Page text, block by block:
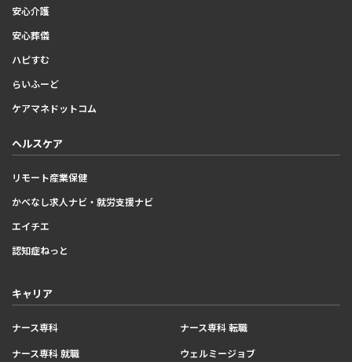
安心介護
安心葬儀
ハピすむ
らいふーど
ケアマネドットコム
ヘルスケア
リモート産業保健
かべなし求人ナビ・就労支援ナビ
エイチエ
認知症ねっと
キャリア
ナース専科
ナース専科 転職
ナース専科 就職
ウェルミージョブ